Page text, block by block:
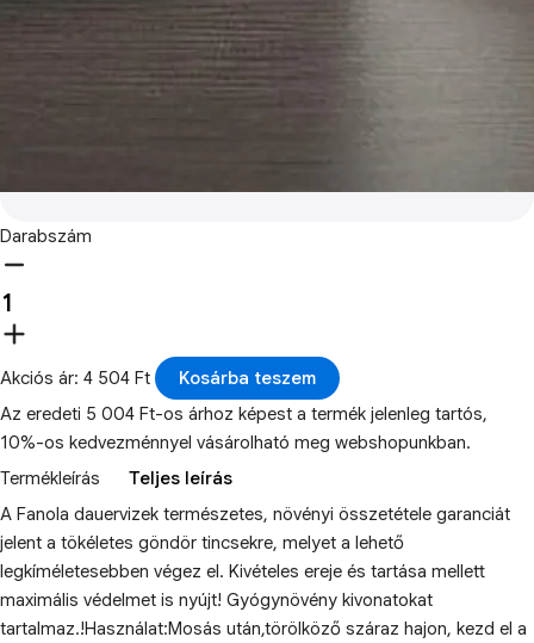
Darabszám
Akciós ár: 4 504 Ft
Kosárba teszem
Az eredeti 5 004 Ft-os árhoz képest a termék jelenleg tartós,
10%-os kedvezménnyel vásárolható meg webshopunkban.
Termékleírás
Teljes leírás
A Fanola dauervizek természetes, növényi összetétele garanciát
jelent a tökéletes göndör tincsekre, melyet a lehető
legkíméletesebben végez el. Kivételes ereje és tartása mellett
maximális védelmet is nyújt! Gyógynövény kivonatokat
tartalmaz.!Használat:Mosás után,törölköző száraz hajon, kezd el a